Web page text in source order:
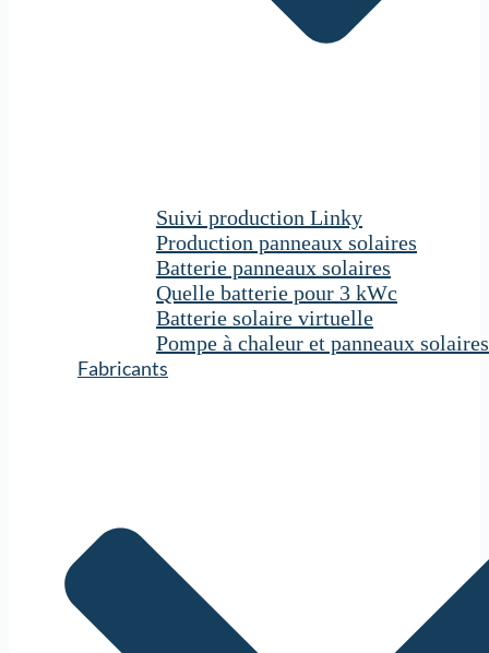
Suivi production Linky
Production panneaux solaires
Batterie panneaux solaires
Quelle batterie pour 3 kWc
Batterie solaire virtuelle
Pompe à chaleur et panneaux solaires
Fabricants